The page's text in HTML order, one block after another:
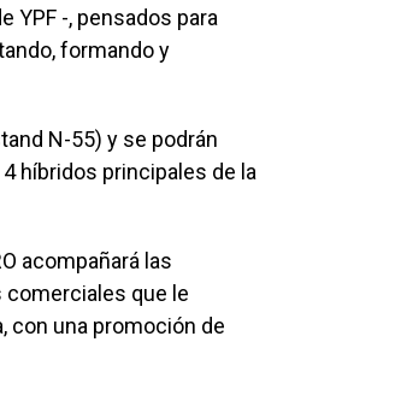
YPF -, pensados para
formando y
N-55) y se podrán
híbridos principales de la
acompañará las
que le
con una promoción de